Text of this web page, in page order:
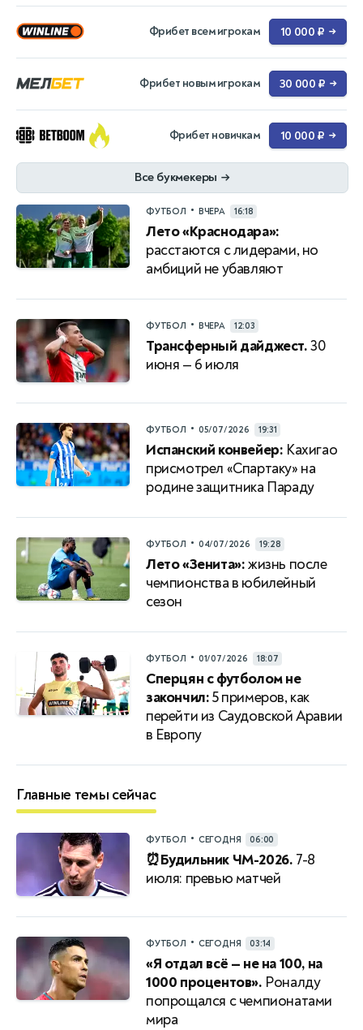
Фрибет всем игрокам 10 000 ₽ →
Фрибет новым игрокам 30 000 ₽ →
Фрибет новичкам 10 000 ₽ →
Все букмекеры →
ФУТБОЛ • ВЧЕРА 16:18
Лето «Краснодара»:
расстаются с лидерами, но
амбиций не убавляют
ФУТБОЛ • ВЧЕРА 12:03
Трансферный дайджест.30
июня — 6 июля
ФУТБОЛ • 05/07/2026 19:31
Испанский конвейер: Кахигао
присмотрел «Спартаку» на
родине защитника Параду
ФУТБОЛ • 04/07/2026 19:28
Лето «Зенита»:жизнь после
чемпионства в юбилейный
сезон
ФУТБОЛ • 01/07/2026 18:07
Сперцян с футболом не
закончил:5 примеров, как
перейти из Саудовской Аравии
в Европу
Главные темы сейчас
ФУТБОЛ • СЕГОДНЯ 06:00
⏰Будильник ЧМ-2026. 7-8
июля: превью матчей
ФУТБОЛ • СЕГОДНЯ 03:14
«Я отдал всё — не на 100, на
1000 процентов». Роналду
попрощался с чемпионатами
мира